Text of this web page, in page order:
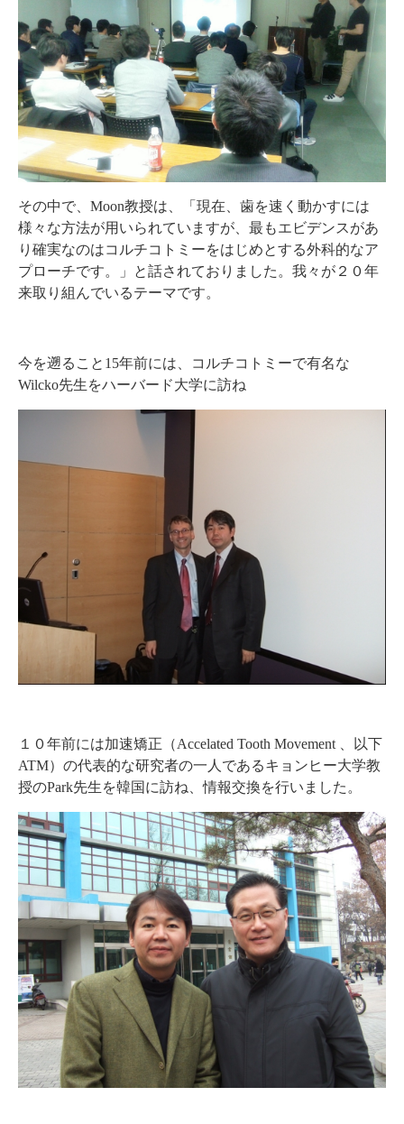
その中で、Moon教授は、「現在、歯を速く動かすには
様々な方法が用いられていますが、最もエビデンスがあ
り確実なのはコルチコトミーをはじめとする外科的なア
プローチです。」と話されておりました。我々が２０年
来取り組んでいるテーマです。
今を遡ること15年前には、コルチコトミーで有名な
Wilcko先生をハーバード大学に訪ね
１０年前には加速矯正（Accelated Tooth Movement 、以下
ATM）の代表的な研究者の一人であるキョンヒー大学教
授のPark先生を韓国に訪ね、情報交換を行いました。